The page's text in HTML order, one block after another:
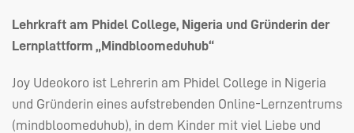
Lehrkraft am Phidel College, Nigeria und Gründerin der
Lernplattform „Mindbloomeduhub“
Joy Udeokoro ist Lehrerin am Phidel College in Nigeria
und Gründerin eines aufstrebenden Online-Lernzentrums
(mindbloomeduhub), in dem Kinder mit viel Liebe und